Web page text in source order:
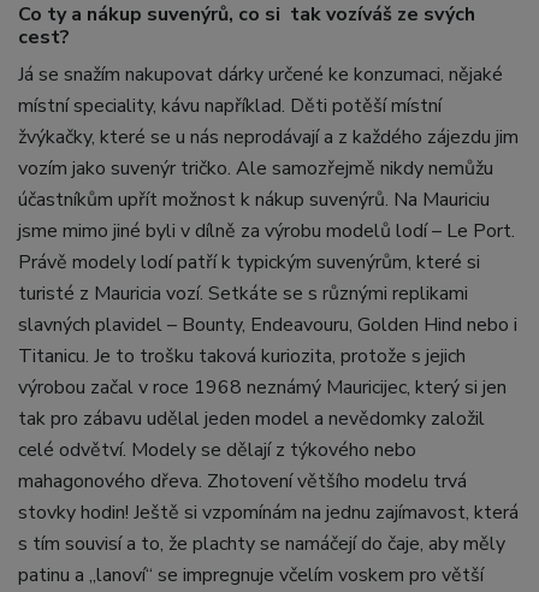
Co ty a nákup suvenýrů, co si tak vozíváš ze svých
cest?
Já se snažím nakupovat dárky určené ke konzumaci, nějaké
místní speciality, kávu například. Děti potěší místní
žvýkačky, které se u nás neprodávají a z každého zájezdu jim
vozím jako suvenýr tričko. Ale samozřejmě nikdy nemůžu
účastníkům upřít možnost k nákup suvenýrů. Na Mauriciu
jsme mimo jiné byli v dílně za výrobu modelů lodí – Le Port.
Právě modely lodí patří k typickým suvenýrům, které si
turisté z Mauricia vozí. Setkáte se s různými replikami
slavných plavidel – Bounty, Endeavouru, Golden Hind nebo i
Titanicu. Je to trošku taková kuriozita, protože s jejich
výrobou začal v roce 1968 neznámý Mauricijec, který si jen
tak pro zábavu udělal jeden model a nevědomky založil
celé odvětví. Modely se dělají z týkového nebo
mahagonového dřeva. Zhotovení většího modelu trvá
stovky hodin! Ještě si vzpomínám na jednu zajímavost, která
s tím souvisí a to, že plachty se namáčejí do čaje, aby měly
patinu a „lanoví“ se impregnuje včelím voskem pro větší